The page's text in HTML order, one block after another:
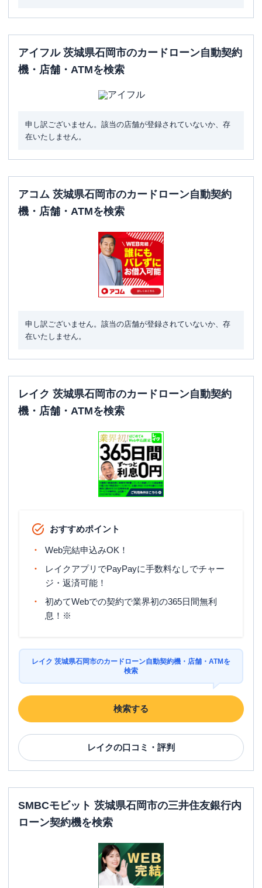
アイフル 茨城県石岡市のカードローン自動契約
機・店舗・ATMを検索
申し訳ございません。該当の店舗が登録されていないか、存
在いたしません。
アコム 茨城県石岡市のカードローン自動契約
機・店舗・ATMを検索
申し訳ございません。該当の店舗が登録されていないか、存
在いたしません。
レイク 茨城県石岡市のカードローン自動契約
機・店舗・ATMを検索
おすすめポイント
Web完結申込みOK！
レイクアプリでPayPayに手数料なしでチャー
ジ・返済可能！
初めてWebでの契約で業界初の365日間無利
息！※
レイク 茨城県石岡市のカードローン自動契約機・店舗・ATMを
検索
検索する
レイクの口コミ・評判
SMBCモビット 茨城県石岡市の三井住友銀行内
ローン契約機を検索